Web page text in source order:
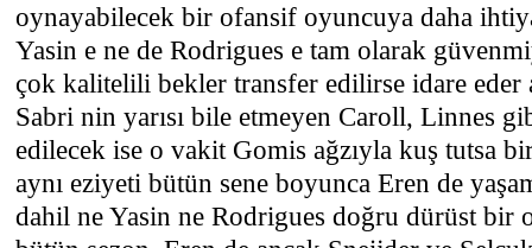
oynayabilecek bir ofansif oyuncuya daha
Yasin e ne de Rodrigues e tam olarak
çok kalitelili bekler transfer edilirse idare eder
Sabri nin yarısı bile etmeyen Caroll, Linnes
edilecek ise o vakit Gomis ağzıyla kuş tutsa
aynı eziyeti bütün sene boyunca Eren de
dahil ne Yasin ne Rodrigues doğru dürüst bir